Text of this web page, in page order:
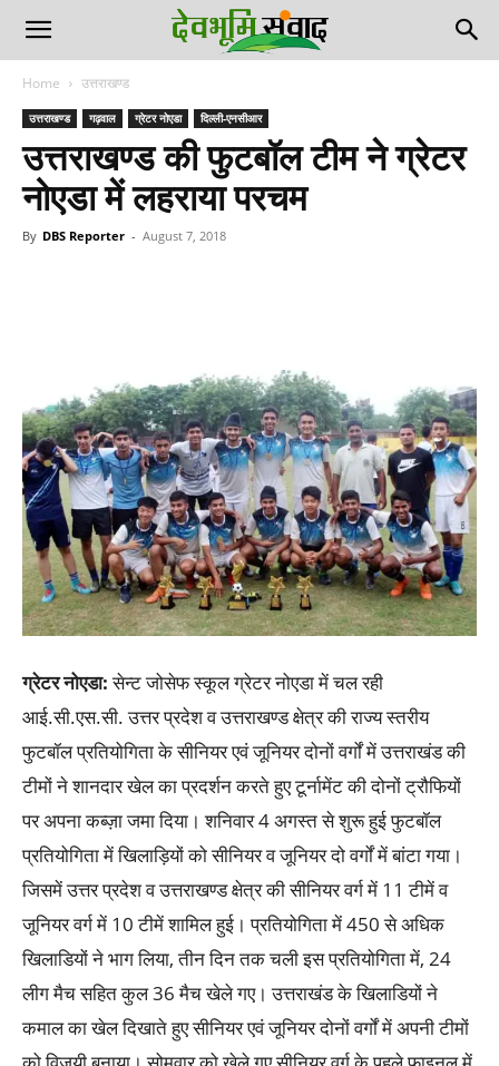
Home उत्तराखण्ड
उत्तराखण्ड गढ़वाल ग्रेटर नोएडा दिल्ली-एनसीआर
उत्तराखण्ड की फुटबॉल टीम ने ग्रेटर
नोएडा में लहराया परचम
By DBS Reporter - August 7, 2018
ग्रेटर नोएडा:सेन्ट जोसेफ स्कूल ग्रेटर नोएडा में चल रही
आई.सी.एस.सी. उत्तर प्रदेश व उत्तराखण्ड क्षेत्र की राज्य स्तरीय
फुटबॉल प्रतियोगिता के सीनियर एवं जूनियर दोनों वर्गों में उत्तराखंड की
टीमों ने शानदार खेल का प्रदर्शन करते हुए टूर्नामेंट की दोनों ट्रौफियों
पर अपना कब्ज़ा जमा दिया। शनिवार 4 अगस्त से शुरू हुई फुटबॉल
प्रतियोगिता में खिलाड़ियों को सीनियर व जूनियर दो वर्गों में बांटा गया।
जिसमें उत्तर प्रदेश व उत्तराखण्ड क्षेत्र की सीनियर वर्ग में 11 टीमें व
जूनियर वर्ग में 10 टीमें शामिल हुई। प्रतियोगिता में 450 से अधिक
खिलाडियों ने भाग लिया, तीन दिन तक चली इस प्रतियोगिता में, 24
लीग मैच सहित कुल 36 मैच खेले गए। उत्तराखंड के खिलाडियों ने
कमाल का खेल दिखाते हुए सीनियर एवं जूनियर दोनों वर्गों में अपनी टीमों